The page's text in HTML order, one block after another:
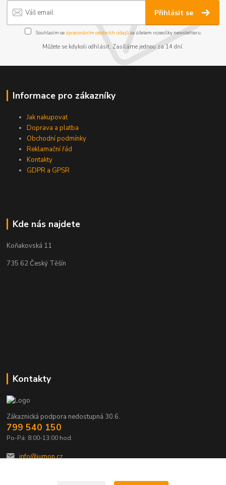
Přihlásit se
Souhlasím se zpracováním osobních údajůza účelem rozesílky newsletteru.
Můžete se kdykoli odhlásit. Zasíláme jednou za 14 dní.
Informace pro zákazníky
Jak nakupovat
Doprava a platba
Obchodní podmínky
Reklamační řád
Kontakty
GDPR a GPSR
Kde nás najdete
Koňakovská 11
735 62 Český Těšín
Kontakty
Zákaznická podpora nedostupná 30.6.
799 540 150
Po-Pá: 8:00-13:00 hod.
info@jumon.cz